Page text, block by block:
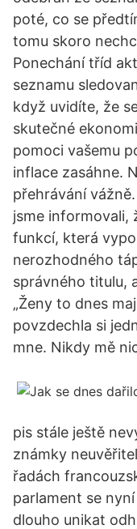
poté, co se
tomu skoro
Ponechání tříd
seznamu
když uvidíte, že
skutečné
pomoci vašemu
inflace zasáhne.
přehrávání
jsme informovali,
funkcí, která
nerozhodného
správného titulu,
„Ženy to dnes
povzdechla si
mne. Nikdy mě
pis stále ještě
známky
řadách
parlament se
dlouho unikat